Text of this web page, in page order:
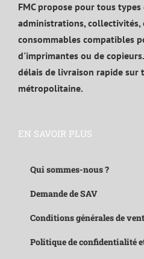
FMC propose pour tous
administrations, collectivités,
consommables compatibles
d'imprimantes ou de
délais de livraison rapide sur
métropolitaine.
EN SAVOIR PLUS
Qui sommes-nous ?
Demande de SAV
Conditions générales de
Politique de confidentialité